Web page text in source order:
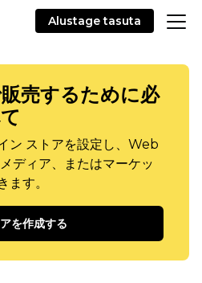
Alustage tasuta
売するために必
ン ストアを設定し、Web
ディア、またはマーケッ
ます。
を作成する